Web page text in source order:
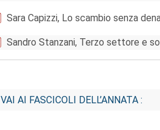
Sara Capizzi, Lo scambio senza
Sandro Stanzani, Terzo settore e
VAI AI FASCICOLI DELL’ANNATA :